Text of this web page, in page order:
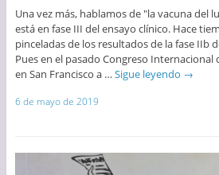
Una vez más, hablamos de "la vacuna del
está en fase III del ensayo clínico. Hace
pinceladas de los resultados de la fase IIb
Pues en el pasado Congreso
en San Francisco a … Sigue leyendo →
6 de mayo de 2019